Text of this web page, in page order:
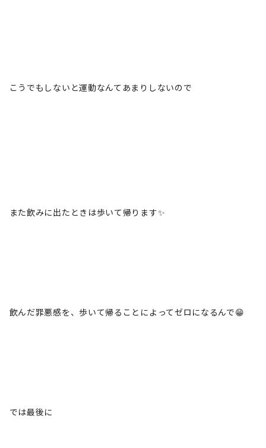
こうでもしないと運動なんてあまりしないので
また飲みに出たときは歩いて帰ります✨
飲んだ罪悪感を、歩いて帰ることによってゼロになるんで😁
では最後に